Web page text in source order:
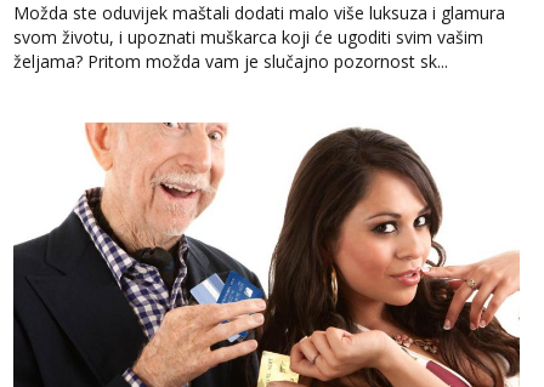
Možda ste oduvijek maštali dodati malo više luksuza i glamura
svom životu, i upoznati muškarca koji će ugoditi svim vašim
željama? Pritom možda vam je slučajno pozornost sk...